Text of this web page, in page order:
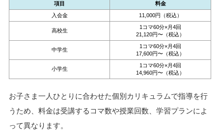
項目
料金
入会金
11,000円（税込）
高校生
1コマ60分×月4回
21,120円〜（税込）
中学生
1コマ60分×月4回
17,600円〜（税込）
小学生
1コマ60分×月4回
14,960円〜（税込）
お子さま一人ひとりに合わせた個別カリキュラムで指導を行
うため、料金は受講するコマ数や授業回数、学習プランによ
って異なります。